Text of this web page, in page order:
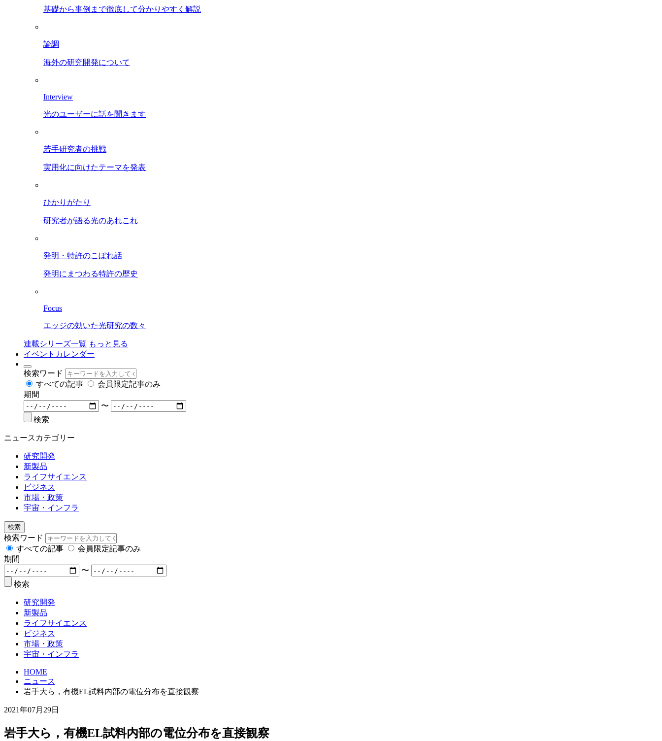
基礎から事例まで徹底して分かりやすく解説
論調
海外の研究開発について
Interview
光のユーザーに話を聞きます
若手研究者の挑戦
実用化に向けたテーマを発表
ひかりがたり
研究者が語る光のあれこれ
発明・特許のこぼれ話
発明にまつわる特許の歴史
Focus
エッジの効いた光研究の数々
連載シリーズ一覧 もっと見る
イベントカレンダー
検索ワード
すべての記事
会員限定記事のみ
期間
〜
検索
ニュースカテゴリー
研究開発
新製品
ライフサイエンス
ビジネス
市場・政策
宇宙・インフラ
検索
検索ワード
すべての記事
会員限定記事のみ
期間
〜
検索
研究開発
新製品
ライフサイエンス
ビジネス
市場・政策
宇宙・インフラ
HOME
ニュース
岩手大ら，有機EL試料内部の電位分布を直接観察
2021年07月29日
岩手大ら，有機EL試料内部の電位分布を直接観察